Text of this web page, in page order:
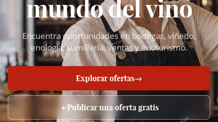
mundo del vino
Encuentra oportunidades en bodegas, viñedo,
enología, sumillería, ventas y enoturismo.
Explorar ofertas→
＋Publicar una oferta gratis